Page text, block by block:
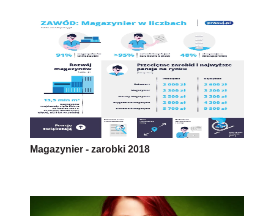
Magazynier - zarobki 2018